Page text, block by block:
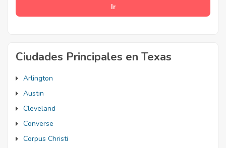
Ciudades Principales en Texas
Arlington
Austin
Cleveland
Converse
Corpus Christi